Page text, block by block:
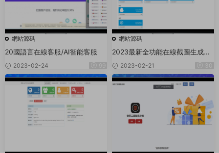
網站源碼
20國語言在線客服/AI智能客服
2023-02-24
網站源碼
2023最新全功能在線截圖生成器
工具網頁版網站源碼+視頻教程
2023-02-21 30